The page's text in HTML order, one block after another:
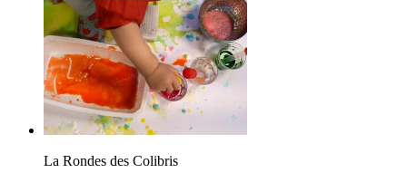
La Rondes des Colibris